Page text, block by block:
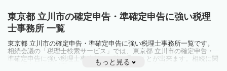
東京都 立川市の確定申告・準確定申告に強い税理
士事務所 一覧
東京都 立川市の確定申告・準確定申告に強い税理士事務所一覧です。
相続会議の「税理士検索サービス」では、東京都 立川市の確定申告・
準確定申告に強い税理士事務所を一覧で見ることが出来ます。相続に関
する税金や特例制度のことは一度近隣の税理士に相談してみましょう。
もっと見る